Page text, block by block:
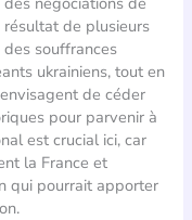
résultat de plusieurs
souffrances
ukrainiens, tout en
de céder
pour parvenir à
est crucial ici, car
la France et
qui pourrait apporter